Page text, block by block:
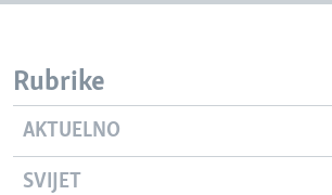
Rubrike
AKTUELNO
SVIJET